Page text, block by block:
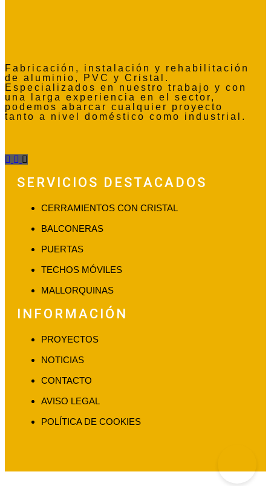
Fabricación, instalación y rehabilitación
de aluminio, PVC y Cristal.
Especializados en nuestro trabajo y con
una larga experiencia en el sector,
podemos abarcar cualquier proyecto
tanto a nivel doméstico como industrial.
SERVICIOS DESTACADOS
CERRAMIENTOS CON CRISTAL
BALCONERAS
PUERTAS
TECHOS MÓVILES
MALLORQUINAS
INFORMACIÓN
PROYECTOS
NOTICIAS
CONTACTO
AVISO LEGAL
POLÍTICA DE COOKIES